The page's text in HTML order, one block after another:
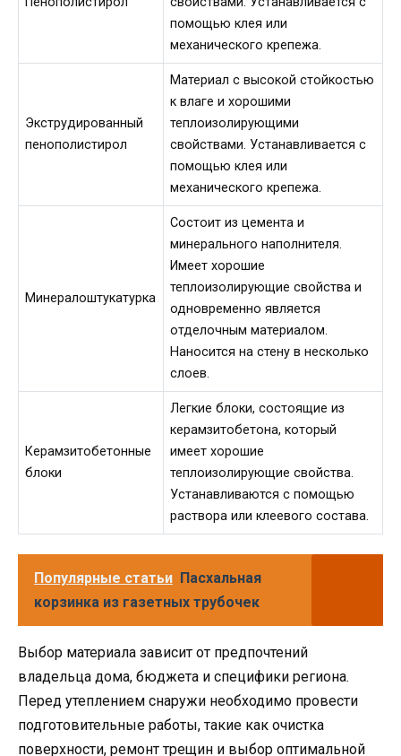
помощью клея или
механического крепежа.
Экструдированный
пенополистирол
Материал с высокой стойкостью
к влаге и хорошими
теплоизолирующими
свойствами. Устанавливается с
помощью клея или
механического крепежа.
Минералоштукатурка
Состоит из цемента и
минерального наполнителя.
Имеет хорошие
теплоизолирующие свойства и
одновременно является
отделочным материалом.
Наносится на стену в несколько
слоев.
Керамзитобетонные
блоки
Легкие блоки, состоящие из
керамзитобетона, который
имеет хорошие
теплоизолирующие свойства.
Устанавливаются с помощью
раствора или клеевого состава.
Популярные статьи Пасхальная
корзинка из газетных трубочек
Выбор материала зависит от предпочтений
владельца дома, бюджета и специфики региона.
Перед утеплением снаружи необходимо провести
подготовительные работы, такие как очистка
поверхности, ремонт трещин и выбор оптимальной